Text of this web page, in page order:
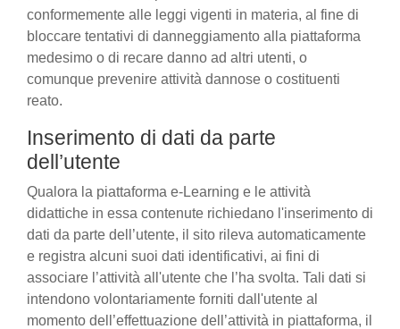
conformemente alle leggi vigenti in materia, al fine di
bloccare tentativi di danneggiamento alla piattaforma
medesimo o di recare danno ad altri utenti, o
comunque prevenire attività dannose o costituenti
reato.
Inserimento di dati da parte
dell’utente
Qualora la piattaforma e-Learning e le attività
didattiche in essa contenute richiedano l'inserimento di
dati da parte dell’utente, il sito rileva automaticamente
e registra alcuni suoi dati identificativi, ai fini di
associare l’attività all'utente che l’ha svolta. Tali dati si
intendono volontariamente forniti dall'utente al
momento dell’effettuazione dell’attività in piattaforma, il